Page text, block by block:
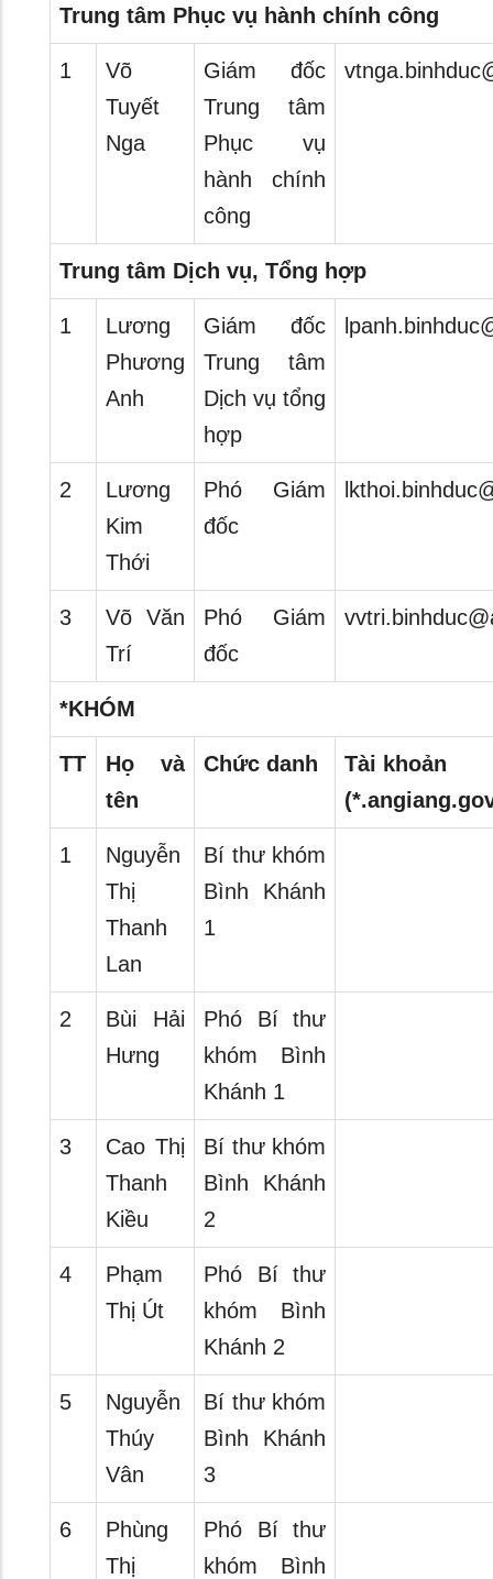
Trung tâm Phục vụ hành chính công
1
Võ
Tuyết
Nga
Giám đốc
Trung tâm
Phục vụ
hành chính
công
Trung tâm Dịch vụ, Tổng hợp
1
Lương
Phương
Anh
Giám đốc
Trung tâm
Dịch vụ tổng
hợp
2
Lương
Kim
Thới
Phó Giám
đốc
3
Võ Văn
Trí
Phó Giám
đốc
*KHÓM
TT
Họ và
tên
Chức danh
Tài khoản
1
Nguyễn
Thị
Thanh
Lan
Bí thư khóm
Bình Khánh
1
2
Bùi Hải
Hưng
Phó Bí thư
khóm Bình
Khánh 1
3
Cao Thị
Thanh
Kiều
Bí thư khóm
Bình Khánh
2
4
Phạm
Thị Út
Phó Bí thư
khóm Bình
Khánh 2
5
Nguyễn
Thúy
Vân
Bí thư khóm
Bình Khánh
3
6
Phùng
Thị
Phó Bí thư
khóm Bình